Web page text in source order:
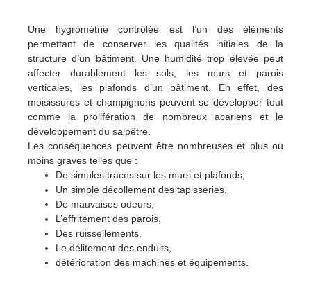
Une hygrométrie contrôlée est l’un des éléments
permettant de conserver les qualités initiales de la
structure d’un bâtiment. Une humidité trop élevée peut
affecter durablement les sols, les murs et parois
verticales, les plafonds d’un bâtiment. En effet, des
moisissures et champignons peuvent se développer tout
comme la prolifération de nombreux acariens et le
développement du salpêtre.
Les conséquences peuvent être nombreuses et plus ou
moins graves telles que :
De simples traces sur les murs et plafonds,
Un simple décollement des tapisseries,
De mauvaises odeurs,
L’effritement des parois,
Des ruissellements,
Le délitement des enduits,
détérioration des machines et équipements.